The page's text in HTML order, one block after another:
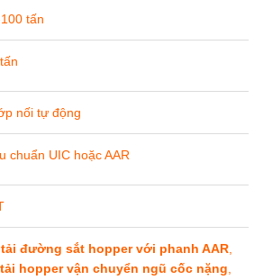
tấn
nối tự động
chuẩn UIC hoặc AAR
tải đường sắt hopper với phanh AAR
hopper vận chuyển ngũ cốc nặng